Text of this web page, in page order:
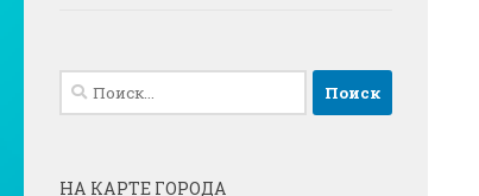
Найти:
НА КАРТЕ ГОРОДА